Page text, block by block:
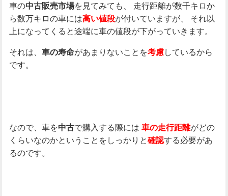
車の中古販売市場を見てみても、
走行距離が数千キロか
ら数万キロの車には高い値段が付いていますが、
それ以
上になってくると途端に車の値段が下がっていきます。
それは、 車の寿命があまりないことを考慮しているから
です。
なので、車を中古で購入する際には 車の走行距離がどの
くらいなのかということをしっかりと確認する必要があ
るのです。